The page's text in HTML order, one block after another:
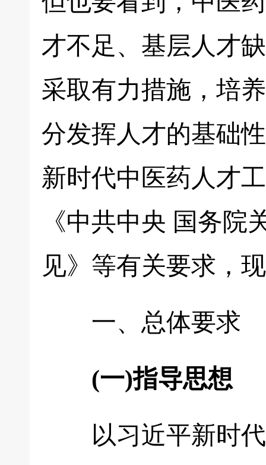
才不足、基层人才
采取有力措施，培
分发挥人才的基础
新时代中医药人才
《中共中央 国务
见》等有关要求，
一、总体要求
(一)指导思想
以习近平新时代